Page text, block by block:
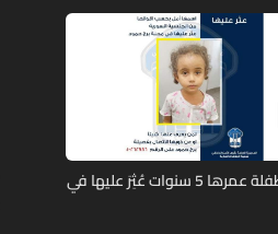
تعميم صورة طفلة عمرها 5 سنوات عُثِرَ عليها في